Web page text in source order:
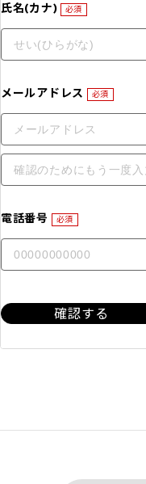
氏名(カナ) 必須
メールアドレス 必須
電話番号 必須
確認する